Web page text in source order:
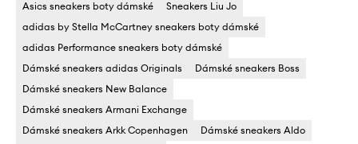
Asics sneakers boty dámské
Sneakers Liu Jo
adidas by Stella McCartney sneakers boty dámské
adidas Performance sneakers boty dámské
Dámské sneakers adidas Originals
Dámské sneakers Boss
Dámské sneakers New Balance
Dámské sneakers Armani Exchange
Dámské sneakers Arkk Copenhagen
Dámské sneakers Aldo